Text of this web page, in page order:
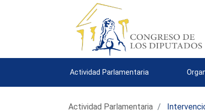
Actividad Parlamentaria
Actividad Parlamentaria